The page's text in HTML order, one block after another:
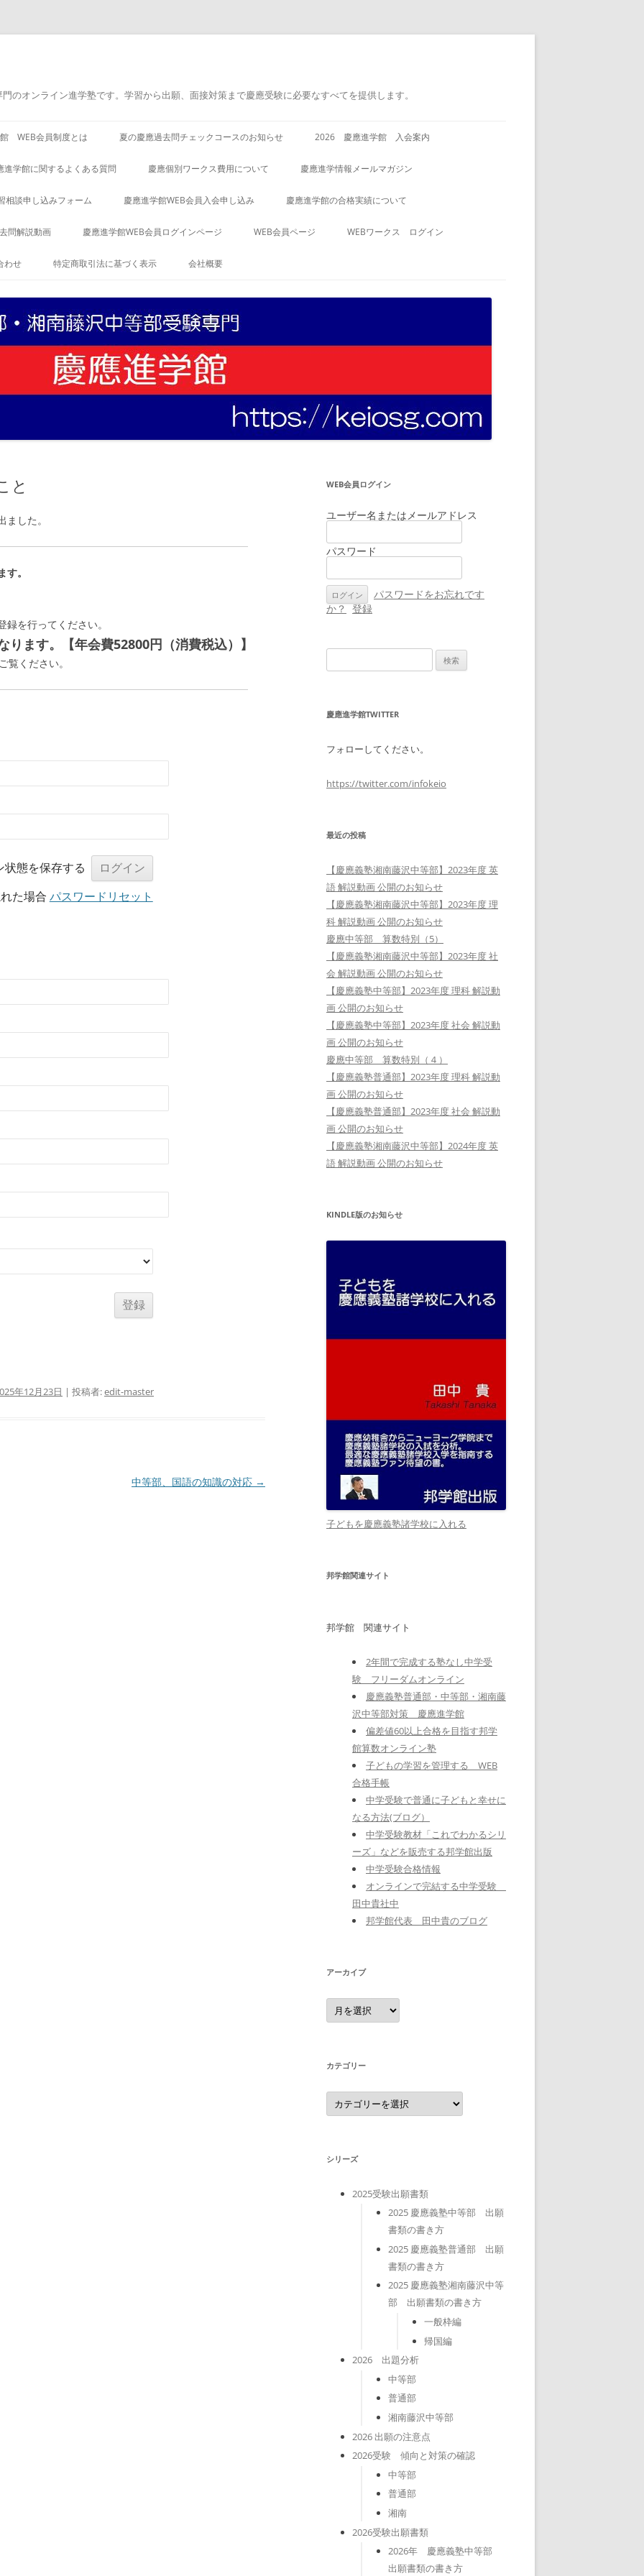
のオンライン進学塾です。学習から出願、面接対策まで慶應受験に必要なすべてを提供します。
WEB会員制度とは 夏の慶應過去問チェックコースのお知らせ 2026 慶應進学館 入会案内
進学館に関するよくある質問 慶應個別ワークス費用について 慶應進学情報メールマガジン
相談申し込みフォーム 慶應進学館WEB会員入会申し込み 慶應進学館の合格実績について
問解説動画 慶應進学館WEB会員ログインページ WEB会員ページ WEBワークス ログイン
わせ 特定商取引法に基づく表示 会社概要
と
した。
。
を行ってください。
ます。【年会費52800円（消費税込）】
覧ください。
状態を保存する
た場合 パスワードリセット
年12月23日 | 投稿者:edit-master
中等部、国語の知識の対応 →
WEB会員ログイン
ユーザー名またはメールアドレス
パスワード
パスワードをお忘れです
か？ 登録
索:
慶應進学館TWITTER
フォローしてください。
https://twitter.com/infokeio
最近の投稿
【慶應義塾湘南藤沢中等部】2023年度 英
語 解説動画 公開のお知らせ
【慶應義塾湘南藤沢中等部】2023年度 理
科 解説動画 公開のお知らせ
慶應中等部 算数特別（5）
【慶應義塾湘南藤沢中等部】2023年度 社
会 解説動画 公開のお知らせ
【慶應義塾中等部】2023年度 理科 解説動
画 公開のお知らせ
【慶應義塾中等部】2023年度 社会 解説動
画 公開のお知らせ
慶應中等部 算数特別（４）
【慶應義塾普通部】2023年度 理科 解説動
画 公開のお知らせ
【慶應義塾普通部】2023年度 社会 解説動
画 公開のお知らせ
【慶應義塾湘南藤沢中等部】2024年度 英
語 解説動画 公開のお知らせ
KINDLE版のお知らせ
子どもを慶應義塾諸学校に入れる
邦学館関連サイト
邦学館 関連サイト
2年間で完成する塾なし中学受
験 フリーダムオンライン
慶應義塾普通部・中等部・湘南藤
沢中等部対策 慶應進学館
偏差値60以上合格を目指す邦学
館算数オンライン塾
子どもの学習を管理する WEB
合格手帳
中学受験で普通に子どもと幸せに
なる方法(ブログ）
中学受験教材「これでわかるシリ
ーズ」などを販売する邦学館出版
中学受験合格情報
オンラインで完結する中学受験
田中貴社中
邦学館代表 田中貴のブログ
アーカイブ
ア
ー
カ
カテゴリー
カ
テ
ゴ
シリーズ
2025受験出願書類
2025 慶應義塾中等部 出願
書類の書き方
2025 慶應義塾普通部 出願
書類の書き方
2025 慶應義塾湘南藤沢中等
部 出願書類の書き方
一般枠編
帰国編
2026 出題分析
中等部
普通部
湘南藤沢中等部
2026 出願の注意点
2026受験 傾向と対策の確認
中等部
普通部
湘南
2026受験出願書類
2026年 慶應義塾中等部
出願書類の書き方